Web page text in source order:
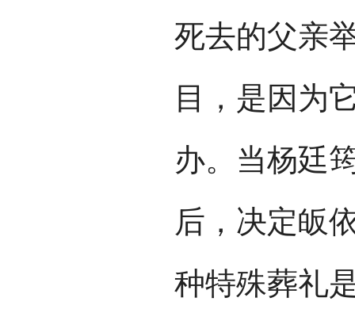
死去的父亲
目，是因为
办。当杨廷
后，决定皈
种特殊葬礼